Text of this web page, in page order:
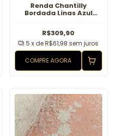
Renda Chantilly
Bordada Linas Azul
R$309,90
5 x deR$61,98 sem juros
COMPRE AGORA